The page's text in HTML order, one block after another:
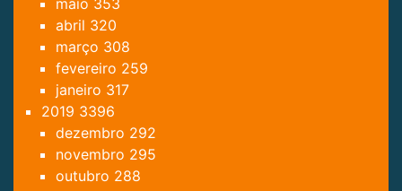
maio 353
abril 320
março 308
fevereiro 259
janeiro 317
2019 3396
dezembro 292
novembro 295
outubro 288